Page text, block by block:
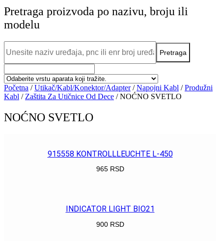
Pretraga proizvoda po nazivu, broju ili
modelu
Početna /Utikač/Kabl/Konektor/Adapter/Napojni Kabl /Produžni
Kabl / Zaštita Za Utičnice Od Dece / NOĆNO SVETLO
NOĆNO SVETLO
915558 KONTROLLLEUCHTE L-450
965 RSD
INDICATOR LIGHT BIO21
900 RSD